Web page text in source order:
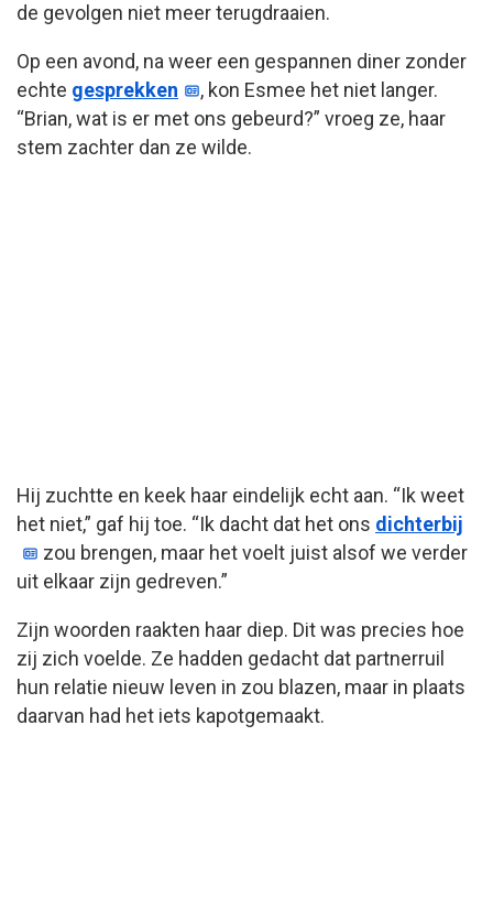
de gevolgen niet meer terugdraaien.
Op een avond, na weer een gespannen diner zonder
echte gesprekken
, kon Esmee het niet langer.
“Brian, wat is er met ons gebeurd?” vroeg ze, haar
stem zachter dan ze wilde.
Hij zuchtte en keek haar eindelijk echt aan. “Ik weet
het niet,” gaf hij toe. “Ik dacht dat het ons dichterbij
zou brengen, maar het voelt juist alsof we verder
uit elkaar zijn gedreven.”
Zijn woorden raakten haar diep. Dit was precies hoe
zij zich voelde. Ze hadden gedacht dat partnerruil
hun relatie nieuw leven in zou blazen, maar in plaats
daarvan had het iets kapotgemaakt.